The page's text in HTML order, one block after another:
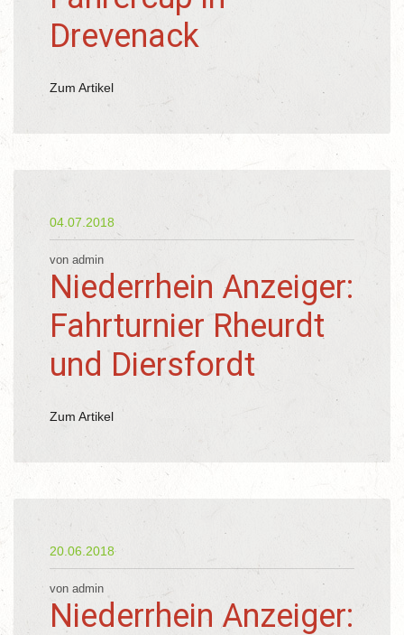
Drevenack
Zum Artikel
04.07.2018
von admin
Niederrhein Anzeiger:
Fahrturnier Rheurdt
und Diersfordt
Zum Artikel
20.06.2018
von admin
Niederrhein Anzeiger: